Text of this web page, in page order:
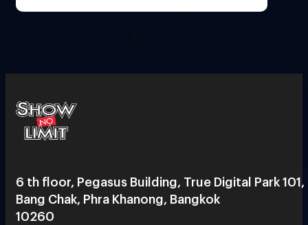
6 th floor, Pegasus Building, True Digital Park 101,
Bang Chak, Phra Khanong, Bangkok
10260